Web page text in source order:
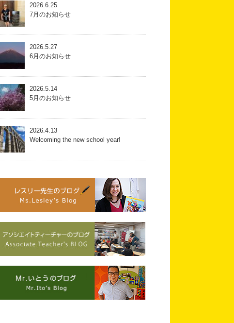
2026.6.25
7月のお知らせ
2026.5.27
6月のお知らせ
2026.5.14
5月のお知らせ
2026.4.13
Welcoming the new school year!